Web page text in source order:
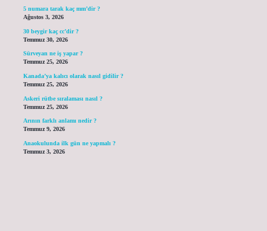
5 numara tarak kaç mm’dir ?
Ağustos 3, 2026
30 beygir kaç cc’dir ?
Temmuz 30, 2026
Sürveyan ne iş yapar ?
Temmuz 25, 2026
Kanada’ya kalıcı olarak nasıl gidilir ?
Temmuz 25, 2026
Askeri rütbe sıralaması nasıl ?
Temmuz 25, 2026
Arının farklı anlamı nedir ?
Temmuz 9, 2026
Anaokulunda ilk gün ne yapmalı ?
Temmuz 3, 2026